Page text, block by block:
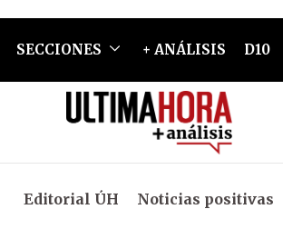
SECCIONES + ANÁLISIS D10
Editorial ÚH Noticias positivas